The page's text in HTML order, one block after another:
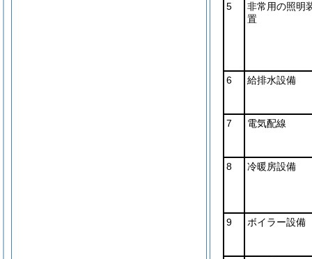
5
非常用の照明
置
6 給排水設備
7 電気配線
8 冷暖房設備
9 ボイラー設備